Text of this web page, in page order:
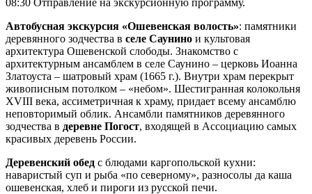
Автобусная экскурсия «Ошевенская волость»: памятники
деревянного зодчества в селе Саунино и культовая
архитектура Ошевенской слободы. Знакомство с
архитектурным ансамблем в селе Саунино – церковь Иоанна
Златоуста – шатровый храм (1665 г.). Внутри храм перекрыт
живописным потолком – «небом». Шестигранная колокольня
XVIII века, ассиметричная к храму, придает всему ансамблю
неповторимый облик. Ансамбли памятников деревянного
зодчества в деревне Погост, входящей в Ассоциацию самых
красивых деревень России.
Деревенский обед с блюдами каргопольской кухни:
наваристый суп и рыба «по северному», разносолы да каша
ошевенская, хлеб и пироги из русской печи.